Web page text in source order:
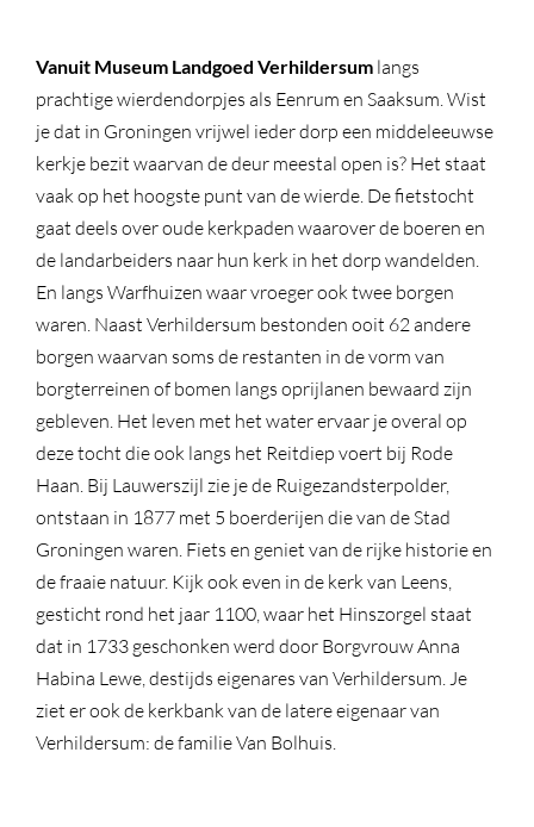
Vanuit Museum Landgoed Verhildersum langs
prachtige wierdendorpjes als Eenrum en Saaksum. Wist
je dat in Groningen vrijwel ieder dorp een middeleeuwse
kerkje bezit waarvan de deur meestal open is? Het staat
vaak op het hoogste punt van de wierde. De fietstocht
gaat deels over oude kerkpaden waarover de boeren en
de landarbeiders naar hun kerk in het dorp wandelden.
En langs Warfhuizen waar vroeger ook twee borgen
waren. Naast Verhildersum bestonden ooit 62 andere
borgen waarvan soms de restanten in de vorm van
borgterreinen of bomen langs oprijlanen bewaard zijn
gebleven. Het leven met het water ervaar je overal op
deze tocht die ook langs het Reitdiep voert bij Rode
Haan. Bij Lauwerszijl zie je de Ruigezandsterpolder,
ontstaan in 1877 met 5 boerderijen die van de Stad
Groningen waren. Fiets en geniet van de rijke historie en
de fraaie natuur. Kijk ook even in de kerk van Leens,
gesticht rond het jaar 1100, waar het Hinszorgel staat
dat in 1733 geschonken werd door Borgvrouw Anna
Habina Lewe, destijds eigenares van Verhildersum. Je
ziet er ook de kerkbank van de latere eigenaar van
Verhildersum: de familie Van Bolhuis.